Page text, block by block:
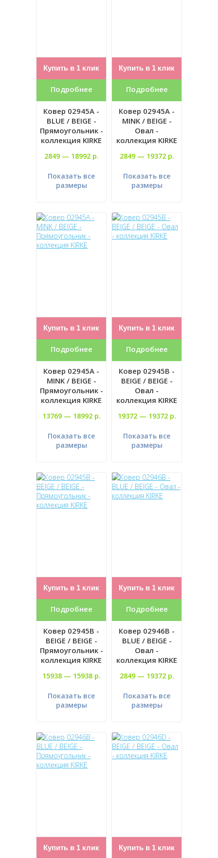
Купить в 1 клик
Подробнее
Ковер 02945A -
BLUE / BEIGE -
Прямоугольник -
коллекция KIRKE
2849 — 18992 р.
Показать все
размеры
Купить в 1 клик
Подробнее
Ковер 02945A -
MINK / BEIGE -
Овал -
коллекция KIRKE
2849 — 19372 р.
Показать все
размеры
Купить в 1 клик
Подробнее
Ковер 02945A -
MINK / BEIGE -
Прямоугольник -
коллекция KIRKE
13769 — 18992 р.
Показать все
размеры
Купить в 1 клик
Подробнее
Ковер 02945B -
BEIGE / BEIGE -
Овал -
коллекция KIRKE
19372 — 19372 р.
Показать все
размеры
Купить в 1 клик
Подробнее
Ковер 02945B -
BEIGE / BEIGE -
Прямоугольник -
коллекция KIRKE
15938 — 15938 р.
Показать все
размеры
Купить в 1 клик
Подробнее
Ковер 02946B -
BLUE / BEIGE -
Овал -
коллекция KIRKE
2849 — 19372 р.
Показать все
размеры
Купить в 1 клик Купить в 1 клик